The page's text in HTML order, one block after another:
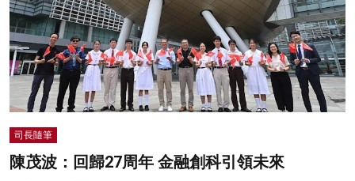
司長隨筆
陳茂波：回歸27周年 金融創科引領未來